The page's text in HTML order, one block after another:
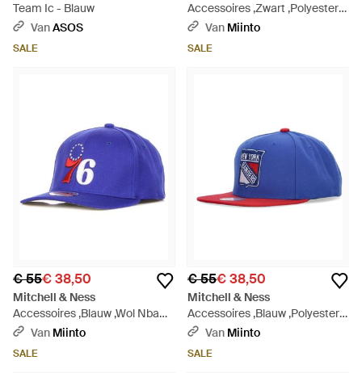
Team Ic - Blauw
VanASOS
SALE
Accessoires ,Zwart ,Polyester
Nhl Team 2 Tone Snapback Pet
Van Miinto
SALE
€ 55€ 38,50
Mitchell & Ness
Accessoires ,Blauw ,Wol Nba
Team Ground 2.0 Snapback
Van Miinto
SALE
€ 55€ 38,50
Mitchell & Ness
Accessoires ,Blauw ,Polyester
Nhl Team 2 Tone Snapback Pet
Van Miinto
SALE